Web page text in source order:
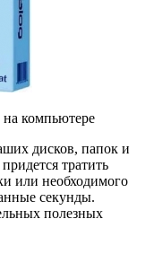
на компьютере
дисков, папок и
тратить
или необходимого
секунды.
полезных